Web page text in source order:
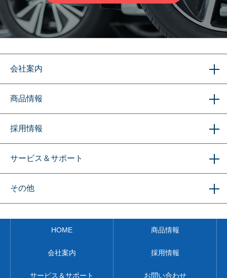
会社案内
商品情報
採用情報
サービス＆サポート
その他
HOME 商品情報
会社案内 採用情報
サービス＆サポート お問い合わせ